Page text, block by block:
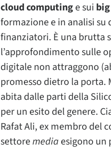
cloud computinge sui
formazione e in analisi su
finanziatori. È una brutta
l’approfondimento sulle
digitale non attraggono
promesso dietro la
abita dalle parti della
per un esito del genere.
Rafat Ali, ex membro del
settoremedia esigono un